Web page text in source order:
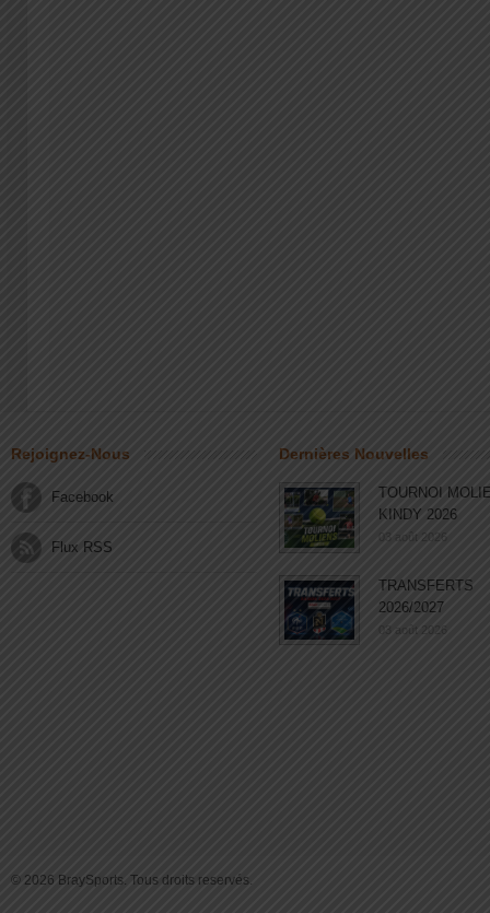
Rejoignez-Nous
Facebook
Flux RSS
Dernières Nouvelles
TOURNOI
KINDY 2026
03 août 2026
TRANSFERTS
2026/2027
03 août 2026
© 2026 BraySports. Tous droits reservés.